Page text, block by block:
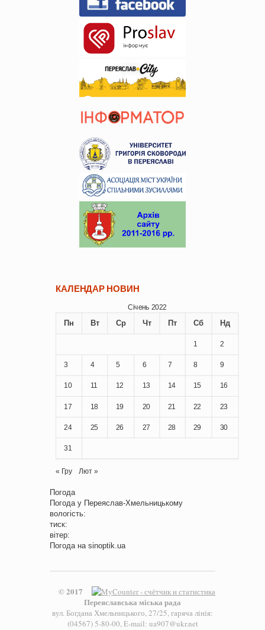
КАЛЕНДАР НОВИН
Січень 2022
Пн Вт Ср Чт Пт Сб Нд
1 2
3 4 5 6 7 8 9
10 11 12 13 14 15 16
17 18 19 20 21 22 23
24 25 26 27 28 29 30
31
« Гру Лют »
Погода
Погода у Переяслав-Хмельницькому
вологість:
тиск:
вітер:
Погода на sinoptik.ua
© 2017
Переяславська міська рада
вул. Богдана Хмельницького, 27/25, гаряча лінія:
(04567) 5-80-00, E-mail: ua907@ukr.net